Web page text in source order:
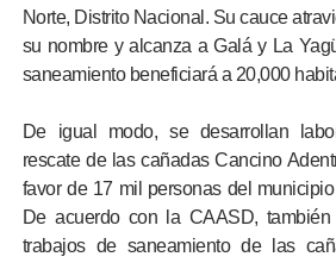
Norte, Distrito Nacional. Su cauce
su nombre y alcanza a Galá y La
saneamiento beneficiará a 20,000
De igual modo, se desarrollan
rescate de las cañadas Cancino
favor de 17 mil personas del
De acuerdo con la CAASD,
trabajos de saneamiento de las